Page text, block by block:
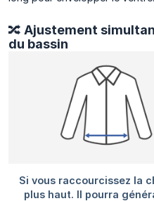
🔀 Ajustement
du bassin